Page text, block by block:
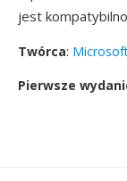
jest
Twórca:
Pierwsze